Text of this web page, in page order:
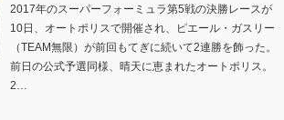
2017年のスーパーフォーミュラ第5戦の決勝レースが
10日、オートポリスで開催され、ピエール・ガスリー
（TEAM無限）が前回もてぎに続いて2連勝を飾った。
前日の公式予選同様、晴天に恵まれたオートポリス。
2…